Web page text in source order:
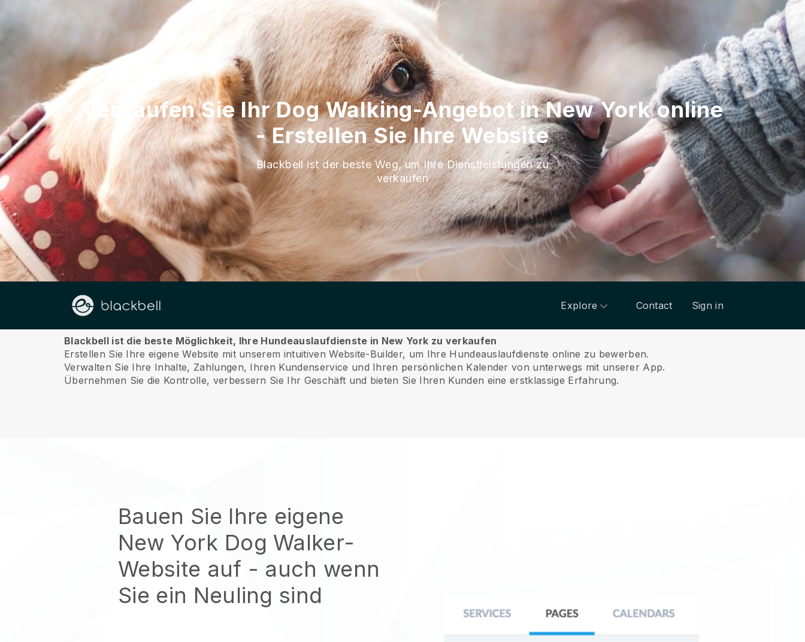
Verkaufen Sie Ihr Dog Walking-Angebot in New York online
- Erstellen Sie Ihre Website
Blackbell ist der beste Weg, um Ihre Dienstleistungen zu
verkaufen
Explore Contact Sign in
Über uns
Blackbell ist die beste Möglichkeit, Ihre Hundeauslaufdienste in New York zu verkaufen
Erstellen Sie Ihre eigene Website mit unserem intuitiven Website-Builder, um Ihre Hundeauslaufdienste online zu bewerben.
Verwalten Sie Ihre Inhalte, Zahlungen, Ihren Kundenservice und Ihren persönlichen Kalender von unterwegs mit unserer App.
Übernehmen Sie die Kontrolle, verbessern Sie Ihr Geschäft und bieten Sie Ihren Kunden eine erstklassige Erfahrung.
Bauen Sie Ihre eigene
New York Dog Walker-
Website auf - auch wenn
Sie ein Neuling sind